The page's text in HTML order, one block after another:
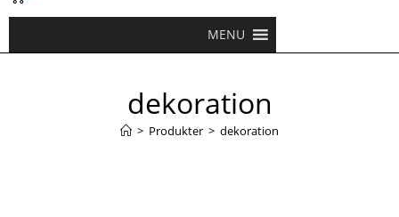
MENU
dekoration
> Produkter > dekoration